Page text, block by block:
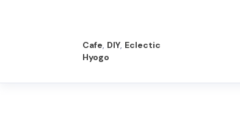
Cafe, DIY, Eclectic
Hyogo